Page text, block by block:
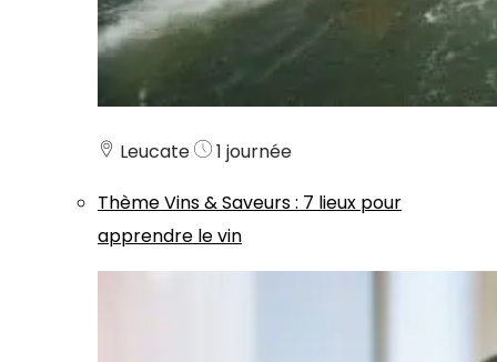
Leucate
1 journée
ThèmeVins & Saveurs: 7 lieux pour
apprendre le vin